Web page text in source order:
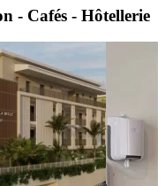
- Cafés - Hôtellerie